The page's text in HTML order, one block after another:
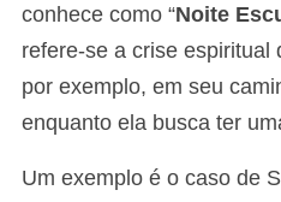
conhece como “Noite
refere-se a crise espiritual
por exemplo, em seu
enquanto ela busca ter
Um exemplo é o caso de